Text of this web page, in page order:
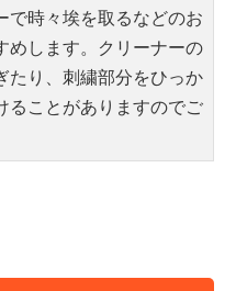
で時々埃を取るなどのお
めします。クリーナーの
たり、刺繍部分をひっか
ることがありますのでご